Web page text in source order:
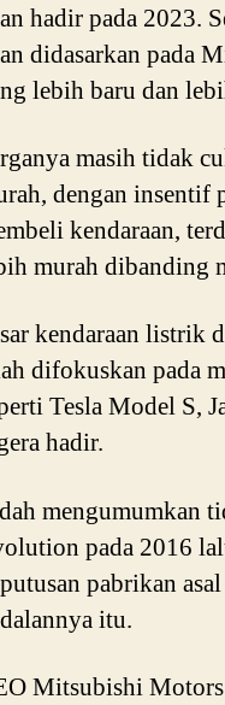
hadir pada 2023.
didasarkan pada
lebih baru dan
masih tidak
dengan insentif
kendaraan,
murah dibanding
kendaraan listrik
difokuskan pada
Tesla Model S,
hadir.
mengumumkan
pada 2016
pabrikan
itu.
Mitsubishi Motors